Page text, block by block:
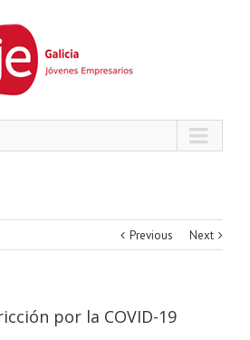
Previous Next
por la COVID-19